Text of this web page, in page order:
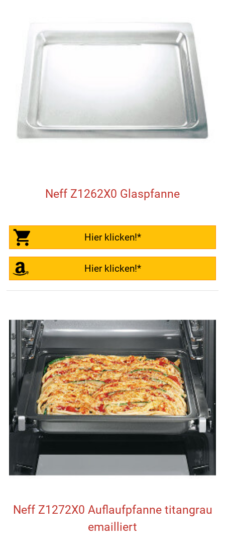
Neff Z1262X0 Glaspfanne
Hier klicken!*
Hier klicken!*
Neff Z1272X0 Auflaufpfanne titangrau
emailliert